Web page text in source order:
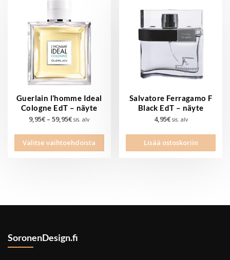
Guerlain l’homme Ideal
Cologne EdT – näyte
9,95€ – 59,95€Hintaluokka:
-
59,95€
sis. alv
Valitse vaihtoehdoista
Tällä
Salvatore Ferragamo F
Black EdT – näyte
4,95€ sis. alv
Lisää ostoskoriin
SoronenDesign.fi